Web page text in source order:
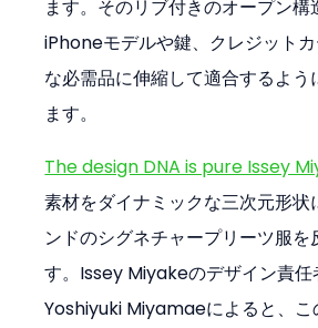
ます。そのリブ付きのオープン構
iPhoneモデルや鍵、クレジット
な必需品に伸縮して適合するよう
ます。
The design DNA is pure Issey
素材をダイナミックな三次元形状
ンドのシグネチャープリーツ服を
す。Issey Miyakeのデザイン責任
Yoshiyuki Miyamaeによると、こ